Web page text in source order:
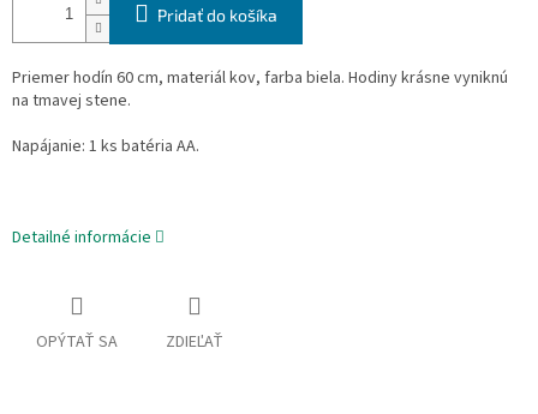
Pridať do košíka
Priemer hodín 60 cm, materiál kov, farba biela. Hodiny krásne vyniknú
na tmavej stene.
Napájanie: 1 ks batéria AA.
Detailné informácie
OPÝTAŤ SA ZDIEĽAŤ